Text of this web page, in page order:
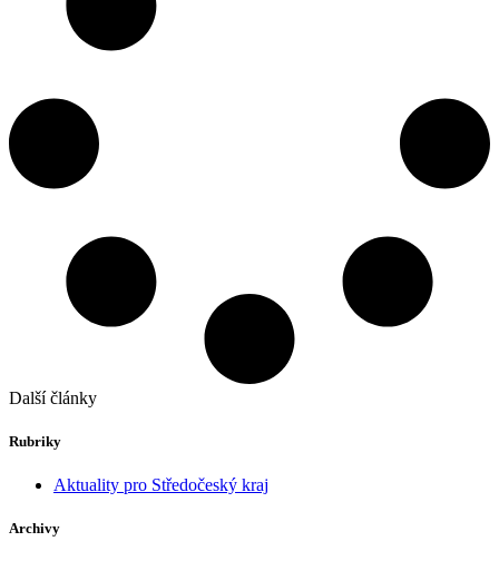
Další články
Rubriky
Aktuality pro Středočeský kraj
Archivy